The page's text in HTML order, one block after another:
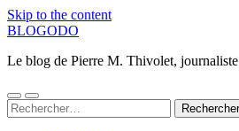
Skip to the content
BLOGODO
Le blog de Pierre M. Thivolet, journaliste
Toggle
mobile
Toggle
search
Rechercher :